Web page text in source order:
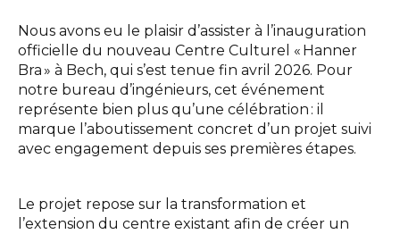
Structures
Infrastructures
Énergie
Sécurité et santé
PROJETS
CARRIÈRE
CONTACT
Interlocuteurs
INFO@DAEDALUS.LU +352 26 87 03 55
Nous avons eu le plaisir d’assister à l’inauguration
officielle du nouveau Centre Culturel « Hanner
Bra » à Bech, qui s’est tenue fin avril 2026. Pour
notre bureau d’ingénieurs, cet événement
représente bien plus qu’une célébration : il
marque l’aboutissement concret d’un projet suivi
avec engagement depuis ses premières étapes.
Le projet repose sur la transformation et
l’extension du centre existant afin de créer un